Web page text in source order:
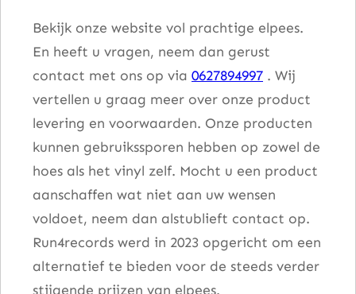
Bekijk onze website vol prachtige elpees.
En heeft u vragen, neem dan gerust
contact met ons op via 0627894997 . Wij
vertellen u graag meer over onze product
levering en voorwaarden. Onze producten
kunnen gebruikssporen hebben op zowel de
hoes als het vinyl zelf. Mocht u een product
aanschaffen wat niet aan uw wensen
voldoet, neem dan alstublieft contact op.
Run4records werd in 2023 opgericht om een
alternatief te bieden voor de steeds verder
stijgende prijzen van elpees.